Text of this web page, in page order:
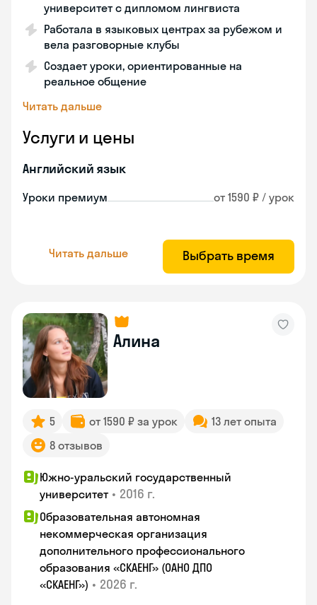
университет с дипломом лингвиста
Работала в языковых центрах за рубежом и
вела разговорные клубы
Создает уроки, ориентированные на
реальное общение
Читать дальше
Услуги и цены
Английский язык
Уроки премиум от 1590 ₽ / урок
Читать дальше Выбрать время
Алина
5 от 1590 ₽ за урок
13 лет опыта
8 отзывов
Южно-уральский государственный
университет • 2016 г.
Образовательная автономная
некоммерческая организация
дополнительного профессионального
образования «СКАЕНГ» (ОАНО ДПО
«СКАЕНГ») • 2026 г.